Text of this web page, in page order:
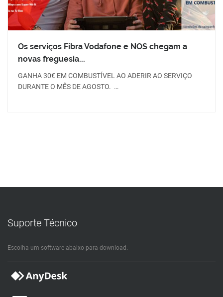
Os serviços Fibra Vodafone e NOS chegam a
novas freguesia...
GANHA 30€ EM COMBUSTÍVEL AO ADERIR AO SERVIÇO
DURANTE O MÊS DE AGOSTO. …
Suporte Técnico
Escolha um software abaixo para download.